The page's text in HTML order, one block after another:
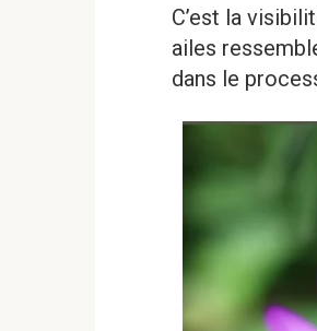
C’est la
ailes
dans le